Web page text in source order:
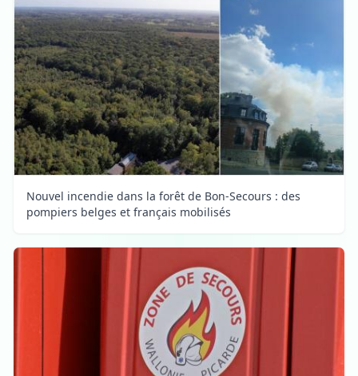
Nouvel incendie dans la forêt de Bon-Secours : des
pompiers belges et français mobilisés